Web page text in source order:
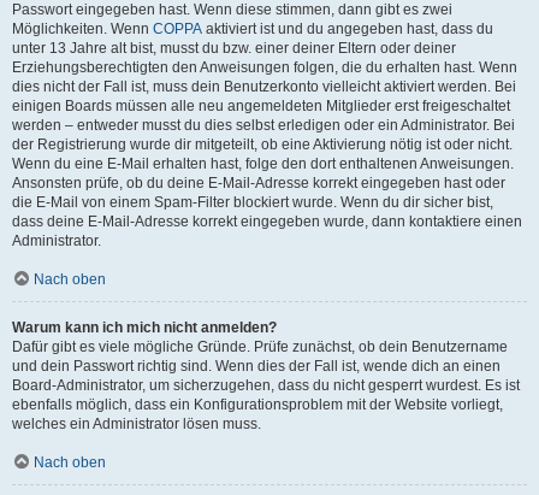
Passwort eingegeben hast. Wenn diese stimmen, dann gibt es zwei
Möglichkeiten. Wenn COPPA aktiviert ist und du angegeben hast, dass du
unter 13 Jahre alt bist, musst du bzw. einer deiner Eltern oder deiner
Erziehungsberechtigten den Anweisungen folgen, die du erhalten hast. Wenn
dies nicht der Fall ist, muss dein Benutzerkonto vielleicht aktiviert werden. Bei
einigen Boards müssen alle neu angemeldeten Mitglieder erst freigeschaltet
werden – entweder musst du dies selbst erledigen oder ein Administrator. Bei
der Registrierung wurde dir mitgeteilt, ob eine Aktivierung nötig ist oder nicht.
Wenn du eine E-Mail erhalten hast, folge den dort enthaltenen Anweisungen.
Ansonsten prüfe, ob du deine E-Mail-Adresse korrekt eingegeben hast oder
die E-Mail von einem Spam-Filter blockiert wurde. Wenn du dir sicher bist,
dass deine E-Mail-Adresse korrekt eingegeben wurde, dann kontaktiere einen
Administrator.
Nach oben
Warum kann ich mich nicht anmelden?
Dafür gibt es viele mögliche Gründe. Prüfe zunächst, ob dein Benutzername
und dein Passwort richtig sind. Wenn dies der Fall ist, wende dich an einen
Board-Administrator, um sicherzugehen, dass du nicht gesperrt wurdest. Es ist
ebenfalls möglich, dass ein Konfigurationsproblem mit der Website vorliegt,
welches ein Administrator lösen muss.
Nach oben